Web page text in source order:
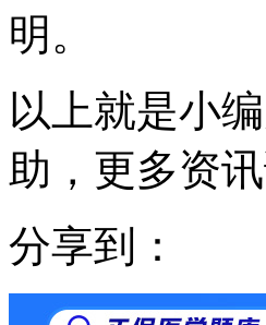
明。
以上就是小
助，更多资
分享到：